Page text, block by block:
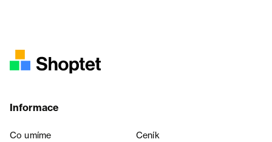
Informace
Co umíme
Ceník